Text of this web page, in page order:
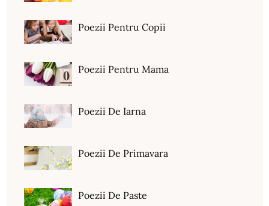
Poezii Pentru Copii
Poezii Pentru Mama
Poezii De Iarna
Poezii De Primavara
Poezii De Paste